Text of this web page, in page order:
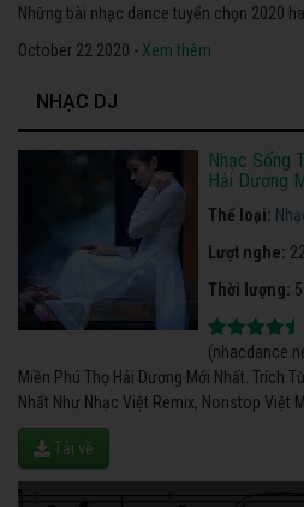
Những bài nhạc dance tuyển chọn 2020
October 22 2020 - Xem thêm
NHẠC DJ
Nhạc Sống
Hải Dương
Thể loại:
Lượt nghe:
Thời lượng:
Miền Phú Thọ Hải Dương Mới Nhất. Trích
Nhất Như Nhạc Việt Remix, Nonstop Việt
Tải về